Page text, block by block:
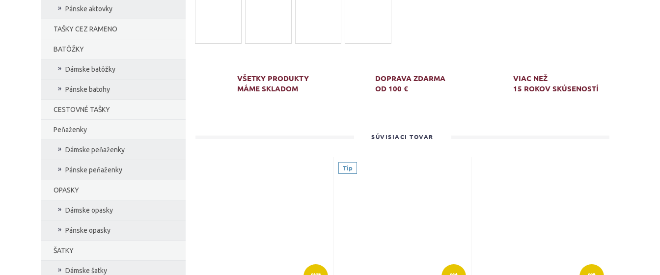
Pánske aktovky
TAŠKY CEZ RAMENO
BATÔŽKY
Dámske batôžky
Pánske batohy
CESTOVNÉ TAŠKY
Peňaženky
Dámske peňaženky
Pánske peňaženky
OPASKY
Dámske opasky
Pánske opasky
ŠATKY
Dámske šatky
VŠETKY PRODUKTY
MÁME SKLADOM
DOPRAVA ZDARMA
OD 100 €
VIAC NEŽ
15 ROKOV SKÚSENOSTÍ
SÚVISIACI TOVAR
Tip